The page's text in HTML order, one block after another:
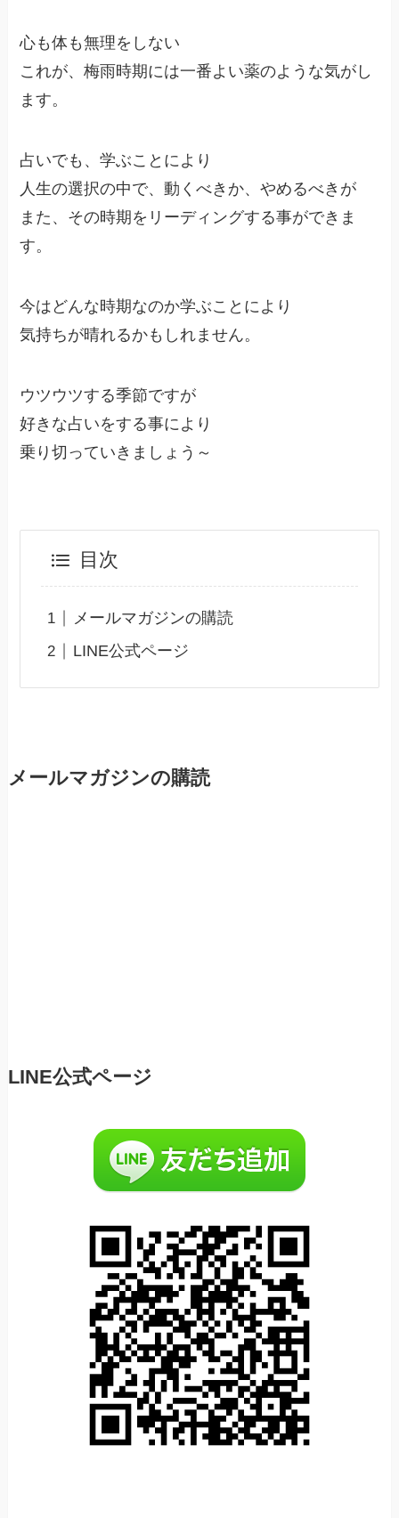
心も体も無理をしない
これが、梅雨時期には一番よい薬のような気がし
ます。
占いでも、学ぶことにより
人生の選択の中で、動くべきか、やめるべきが
また、その時期をリーディングする事ができま
す。
今はどんな時期なのか学ぶことにより
気持ちが晴れるかもしれません。
ウツウツする季節ですが
好きな占いをする事により
乗り切っていきましょう～
目次
メールマガジンの購読
LINE公式ページ
メールマガジンの購読
LINE公式ページ